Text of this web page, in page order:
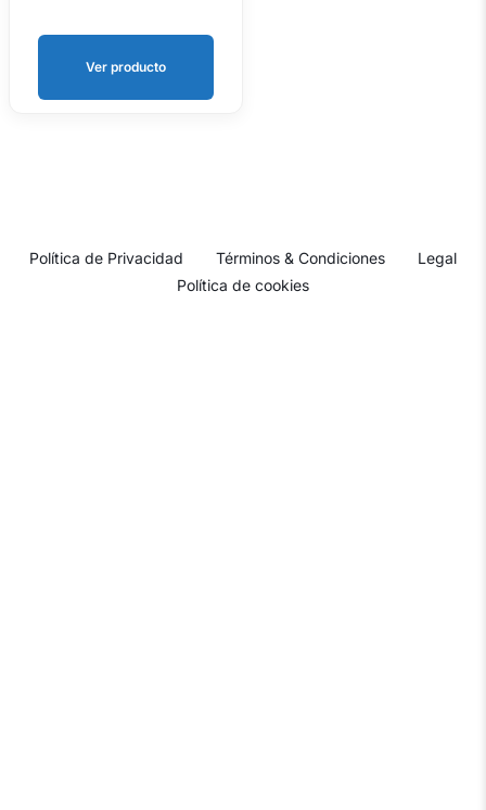
Ver producto
Política de Privacidad Términos & Condiciones
Legal
Política de cookies